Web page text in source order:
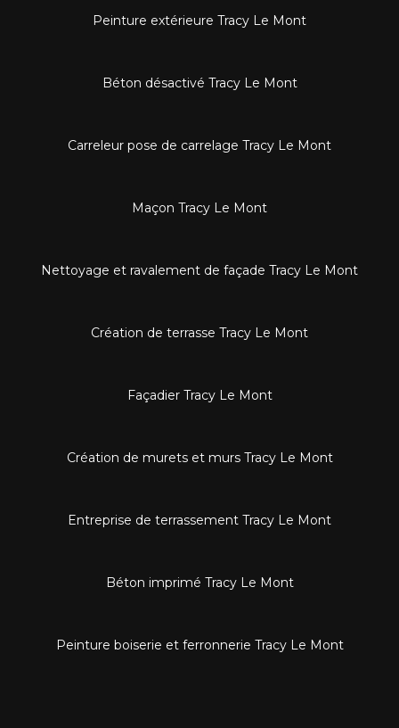
Peinture extérieure Tracy Le Mont
Béton désactivé Tracy Le Mont
Carreleur pose de carrelage Tracy Le Mont
Maçon Tracy Le Mont
Nettoyage et ravalement de façade Tracy Le Mont
Création de terrasse Tracy Le Mont
Façadier Tracy Le Mont
Création de murets et murs Tracy Le Mont
Entreprise de terrassement Tracy Le Mont
Béton imprimé Tracy Le Mont
Peinture boiserie et ferronnerie Tracy Le Mont